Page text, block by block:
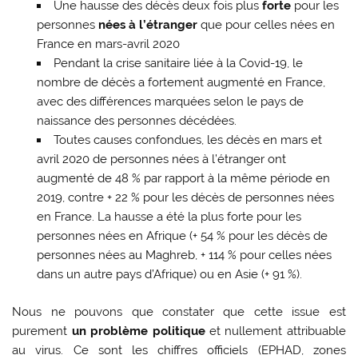
Une hausse des décès deux fois plus fortepour les
personnes nées à l’étrangerque pour celles nées en
France en mars-avril 2020
Pendant la crise sanitaire liée à la Covid-19, le
nombre de décès a fortement augmenté en France,
avec des différences marquées selon le pays de
naissance des personnes décédées.
Toutes causes confondues, les décès en mars et
avril 2020 de personnes nées à l’étranger ont
augmenté de 48 % par rapport à la même période en
2019, contre + 22 % pour les décès de personnes nées
en France. La hausse a été la plus forte pour les
personnes nées en Afrique (+ 54 % pour les décès de
personnes nées au Maghreb, + 114 % pour celles nées
dans un autre pays d’Afrique) ou en Asie (+ 91 %).
Nous ne pouvons que constater que cette issue est
purement un problème politiqueet nullement attribuable
au virus. Ce sont les chiffres officiels (EPHAD, zones